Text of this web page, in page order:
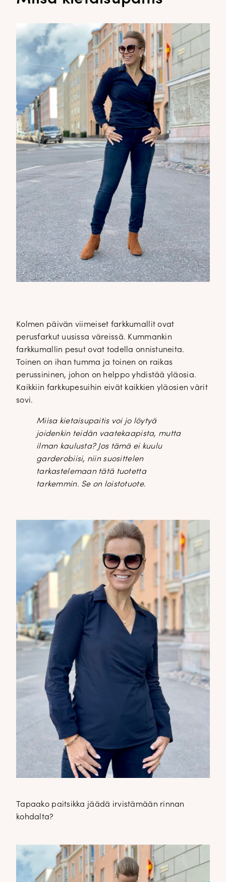
Kolmen päivän viimeiset farkkumallit ovat
perusfarkut uusissa väreissä. Kummankin
farkkumallin pesut ovat todella onnistuneita.
Toinen on ihan tumma ja toinen on raikas
perussininen, johon on helppo yhdistää yläosia.
Kaikkiin farkkupesuihin eivät kaikkien yläosien värit
sovi.
Miisa kietaisupaitis voi jo löytyä
joidenkin teidän vaatekaapista, mutta
ilman kaulusta? Jos tämä ei kuulu
garderobiisi, niin suosittelen
tarkastelemaan tätä tuotetta
tarkemmin. Se on loistotuote.
Tapaako paitsikka jäädä irvistämään rinnan
kohdalta?